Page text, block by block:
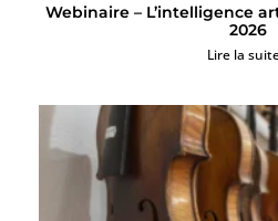
Webinaire – L’intelligence
2026
Lire la